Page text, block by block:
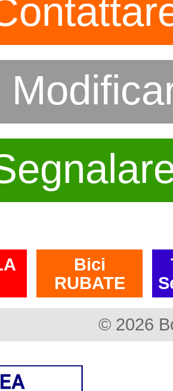
Bici
RUBATE
© 2026